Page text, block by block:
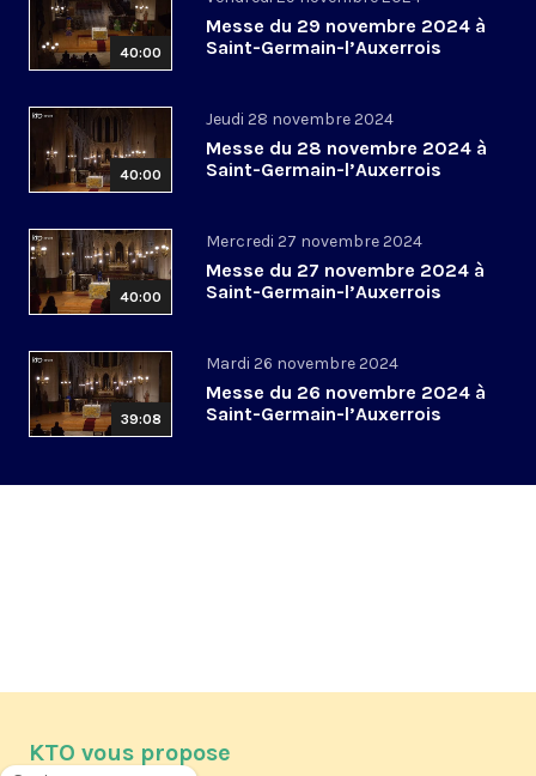
40:00
Messe du 29 novembre 2024 à
Saint-Germain-l’Auxerrois
40:00
Jeudi 28 novembre 2024
Messe du 28 novembre 2024 à
Saint-Germain-l’Auxerrois
40:00
Mercredi 27 novembre 2024
Messe du 27 novembre 2024 à
Saint-Germain-l’Auxerrois
39:08
Mardi 26 novembre 2024
Messe du 26 novembre 2024 à
Saint-Germain-l’Auxerrois
KTO vous propose